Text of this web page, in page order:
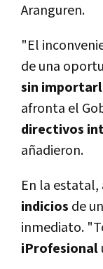
Aranguren.
"El
de una
sin
afronta el
directivos
añadieron.
En la
indicios de un
inmediato.
iProfesional